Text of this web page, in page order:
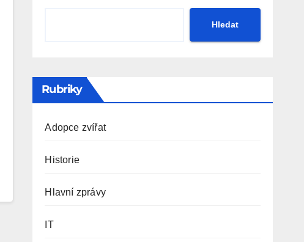
Hledat
Rubriky
Adopce zvířat
Historie
Hlavní zprávy
IT